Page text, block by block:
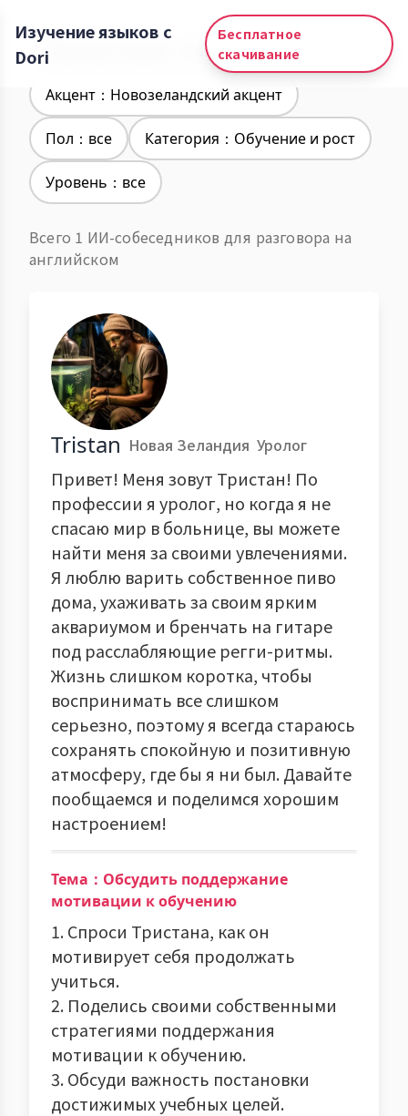
Изучение языков с
Dori
Бесплатное
скачивание
Изучение языков：Английский
Акцент：Новозеландский акцент
Пол：все Категория：Обучение и рост
Уровень：все
Всего 1 ИИ-собеседников для разговора на
английском
Tristan Новая Зеландия Уролог
Привет! Меня зовут Тристан! По
профессии я уролог, но когда я не
спасаю мир в больнице, вы можете
найти меня за своими увлечениями.
Я люблю варить собственное пиво
дома, ухаживать за своим ярким
аквариумом и бренчать на гитаре
под расслабляющие регги-ритмы.
Жизнь слишком коротка, чтобы
воспринимать все слишком
серьезно, поэтому я всегда стараюсь
сохранять спокойную и позитивную
атмосферу, где бы я ни был. Давайте
пообщаемся и поделимся хорошим
настроением!
Тема：Обсудить поддержание
мотивации к обучению
1. Спроси Тристана, как он
мотивирует себя продолжать
учиться.
2. Поделись своими собственными
стратегиями поддержания
мотивации к обучению.
3. Обсуди важность постановки
достижимых учебных целей.